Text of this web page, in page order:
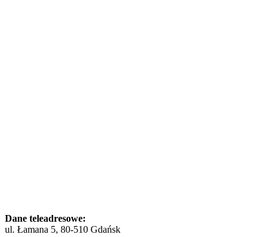
Dane teleadresowe:
ul. Łamana 5, 80-510 Gdańsk